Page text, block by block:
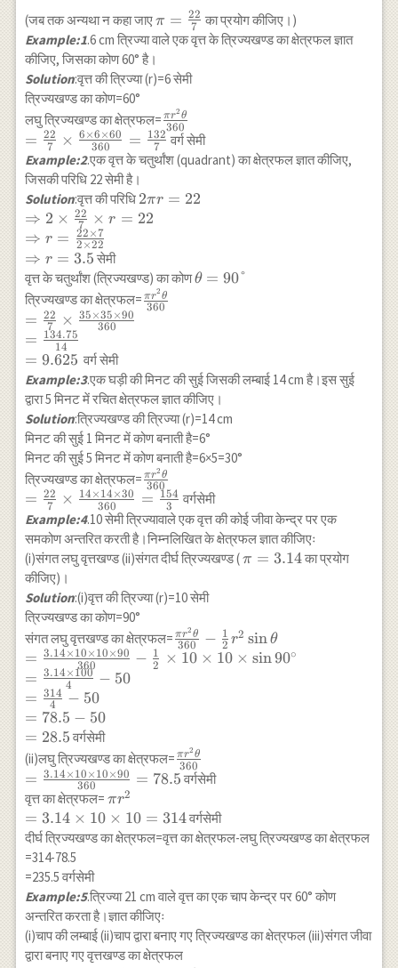
(जब तक अन्यथा न कहा जाए\pi=\frac{22}
{7}
π = 7
22 का प्रयोग कीजिए।)
Example:1.6 cm त्रिज्या वाले एक वृत्त के त्रिज्यखण्ड का क्षेत्रफल ज्ञात
कीजिए, जिसका कोण 60° है।
Solution:वृत्त की त्रिज्या (r)=6 सेमी
त्रिज्यखण्ड का कोण=60°
लघु त्रिज्यखण्ड का क्षेत्रफल=\frac{\pi r^2
\theta}{360} \\
=\frac{22}{7}
\times 6 \times
360
πr2 θ
= 7
22 × 360
6 ×6 ×60 = 7
132 वर्ग सेमी
Example:2.एक वृत्त के चतुर्थांश (quadrant) का क्षेत्रफल ज्ञात कीजिए,
जिसकी परिधि 22 सेमी है।
Solution:वृत्त की परिधि 2 \pi r=22
\\
\frac{22}
{7} \times
r=22 \\
\times 22}
\\
\Rightarrow
r=3.5
2πr = 22
⇒ 2 × 7
22 × r = 22
⇒ r = 2 ×22
22 ×7
⇒ r = 3.5 सेमी
वृत्त के चतुर्थांश (त्रिज्यखण्ड) का कोण\theta=90°
θ = 90°
त्रिज्यखण्ड का क्षेत्रफल=\frac{\pi r^2
\theta}{360}
\frac{35
\times 35
\times 90}
{360} \\
=\frac{134.75}
{14} \\ =9.625
360
πr2 θ
= 7
22 × 360
35 ×35 ×90
= 14
134.75
= 9.625 वर्ग सेमी
Example:3.एक घड़ी की मिनट की सुई जिसकी लम्बाई 14 cm है।इस सुई
द्वारा 5 मिनट में रचित क्षेत्रफल ज्ञात कीजिए।
Solution:त्रिज्यखण्ड की त्रिज्या (r)=14 cm
मिनट की सुई 1 मिनट में कोण बनाती है=6°
मिनट की सुई 5 मिनट में कोण बनाती है=6×5=30°
त्रिज्यखण्ड का क्षेत्रफल=\frac{\pi r^2
\theta}{360} \\
=\frac{22}{7}
\times \frac{14
\times 14 \times
{360}=\frac{154}
{3}
360
πr2 θ
= 7
22 × 360
14 × 14 ×30 = 3
154 वर्गसेमी
Example:4.10 सेमी त्रिज्यावाले एक वृत्त की कोई जीवा केन्द्र पर एक
समकोण अन्तरित करती है।निम्नलिखित के क्षेत्रफल ज्ञात कीजिएः
(i)संगत लघु वृत्तखण्ड (ii)संगत दीर्घ त्रिज्यखण्ड (\pi=3.14
π = 3.14का प्रयोग
कीजिए)।
Solution:(i)वृत्त की त्रिज्या (r)=10 सेमी
त्रिज्यखण्ड का कोण=90°
संगत लघु वृत्तखण्ड का क्षेत्रफल=\frac{\pi
r^2 \theta}
=\frac{3.14
\times 10
\times 10
{360}-
\frac{1}{2}
\times \sin
\\
=\frac{3.14
360
πr2 θ − 2
1 r2 sinθ
= 360
3.14 × 10 × 10 ×90 − 2
1 × 10 × 10 × sin90∘
= 4
3.14 × 100 − 50
=
4
314 − 50
= 78.5 − 50
= 28.5 वर्गसेमी
(ii)लघु त्रिज्यखण्ड का क्षेत्रफल=\frac{\pi
r^2 \theta}
=\frac{3.14
\times 10
\times 10
{360}=78.5
360
πr2 θ
= 360
3.14 × 10 × 10 ×90 = 78.5 वर्गसेमी
वृत्त का क्षेत्रफल= \pi
r^{2}
\\
10
\times
10
=314
πr2
= 3.14 × 10 × 10 = 314वर्गसेमी
दीर्घ त्रिज्यखण्ड का क्षेत्रफल=वृत्त का क्षेत्रफल-लघु त्रिज्यखण्ड का क्षेत्रफल
=314-78.5
=235.5 वर्गसेमी
Example:5.त्रिज्या 21 cm वाले वृत्त का एक चाप केन्द्र पर 60° कोण
अन्तरित करता है।ज्ञात कीजिएः
(i)चाप की लम्बाई (ii)चाप द्वारा बनाए गए त्रिज्यखण्ड का क्षेत्रफल (iii)संगत जीवा
द्वारा बनाए गए वृत्तखण्ड का क्षेत्रफल